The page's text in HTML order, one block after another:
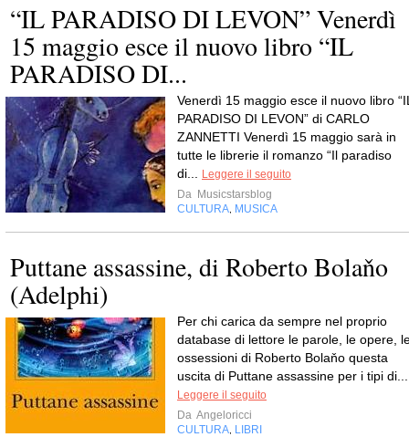
“IL PARADISO DI LEVON” Venerdì
15 maggio esce il nuovo libro “IL
PARADISO DI...
Venerdì 15 maggio esce il nuovo libro
PARADISO DI LEVON” di CARLO
ZANNETTI Venerdì 15 maggio sarà in
tutte le librerie il romanzo “Il paradiso
di...
Leggere il seguito
Da Musicstarsblog
CULTURA MUSICA
Puttane assassine, di Roberto Bolaňo
(Adelphi)
Per chi carica da sempre nel proprio
database di lettore le parole, le opere,
ossessioni di Roberto Bolaňo questa
uscita di Puttane assassine per i tipi di...
Leggere il seguito
Da Angeloricci
CULTURA LIBRI